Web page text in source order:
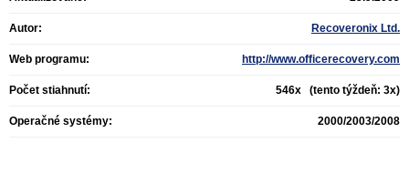
Autor: Recoveronix Ltd.
Web programu: http://www.officerecovery.com
Počet stiahnutí: 546x (tento týždeň: 3x)
Operačné systémy: 2000/2003/2008